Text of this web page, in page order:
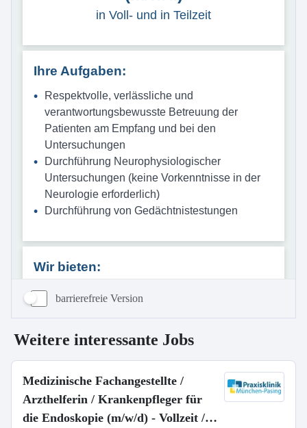
barrierefreie Version
Weitere interessante Jobs
Medizinische Fachangestellte /
Arzthelferin / Krankenpfleger für
die Endoskopie (m/w/d) - Vollzeit /